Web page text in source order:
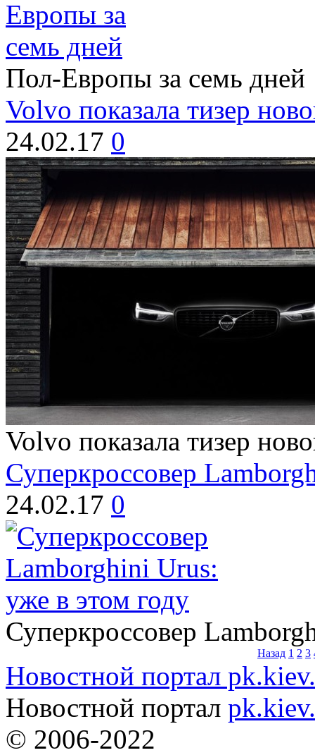
Пол-Европы за семь дней
Volvo показала тизер
24.02.17 0
Volvo показала тизер
Суперкроссовер
24.02.17 0
Суперкроссовер
Назад 1 2 3
Новостной портал
Новостной портал
© 2006-2022